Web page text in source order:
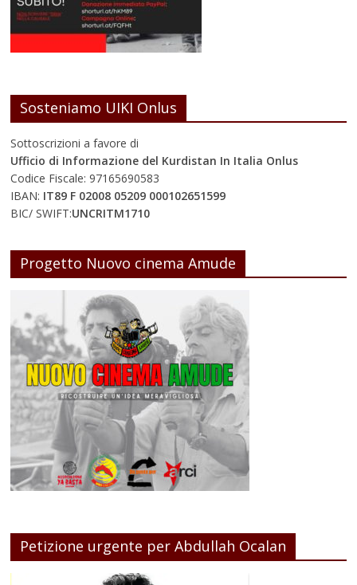
Sosteniamo UIKI Onlus
Sottoscrizioni a favore di
Ufficio di Informazione del Kurdistan In Italia Onlus
Codice Fiscale: 97165690583
IBAN: IT89 F 02008 05209 000102651599
BIC/ SWIFT:UNCRITM1710
Progetto Nuovo cinema Amude
Petizione urgente per Abdullah Ocalan